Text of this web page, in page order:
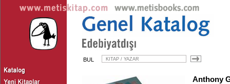
BUL
Anthony